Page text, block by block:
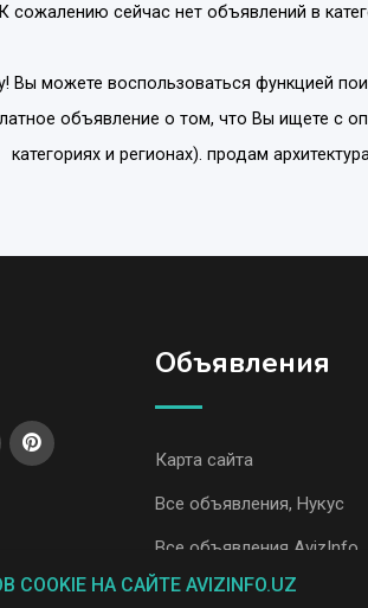
К сожалению сейчас нет объявлений в
Вы можете воспользоваться функцией
объявление о том, что Вы ищете с
категориях и регионах). продам
Объявления
Карта сайта
Все объявления, Нукус
Все объявления AvizInfo
НА САЙТЕ AVIZINFO.UZ